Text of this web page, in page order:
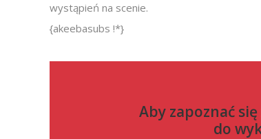
wystąpień na scenie.
{akeebasubs !*}
Aby zapoznać
do